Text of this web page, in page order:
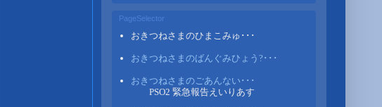
PageSelector
おきつねさまのひまこみゅ･･･
おきつねさまのばんぐみひょう?･･･
おきつねさまのごあんない･･･
PSO2 緊急報告えいりあす